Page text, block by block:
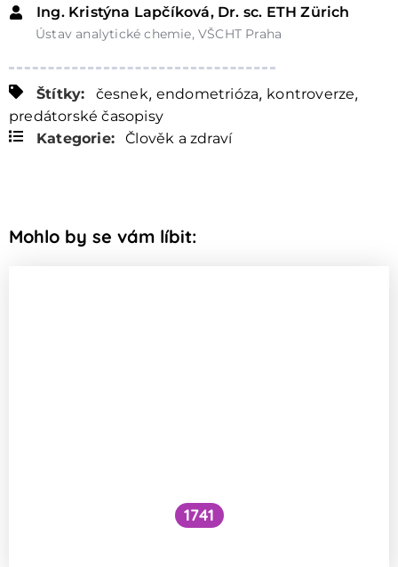
Ing. Kristýna Lapčíková, Dr. sc. ETH Zürich
Ústav analytické chemie, VŠCHT Praha
Štítky: česnek, endometrióza, kontroverze,
predátorské časopisy
Kategorie:
Člověk a zdraví
Mohlo by se vám líbit:
1741